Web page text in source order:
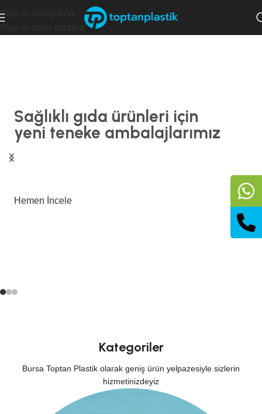
Skip to navigation
Sağlıklı gıda ürünleri için
yeni teneke ambalajlarımız
Hemen İncele
Kategoriler
Bursa Toptan Plastik olarak geniş ürün yelpazesiyle sizlerin
hizmetinizdeyiz